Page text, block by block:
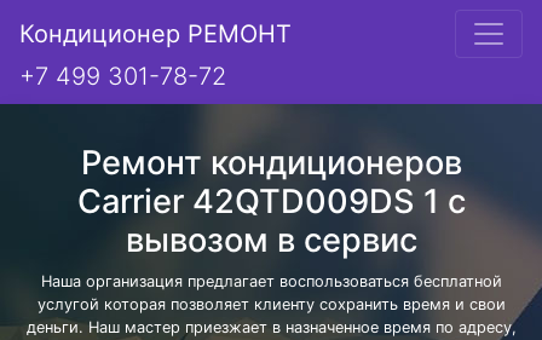
Кондиционер РЕМОНТ
+7 499 301-78-72
Ремонт кондиционеров
Carrier 42QTD009DS 1 с
вывозом в сервис
Наша организация предлагает воспользоваться бесплатной
услугой которая позволяет клиенту сохранить время и свои
деньги. Наш мастер приезжает в назначенное время по адресу,